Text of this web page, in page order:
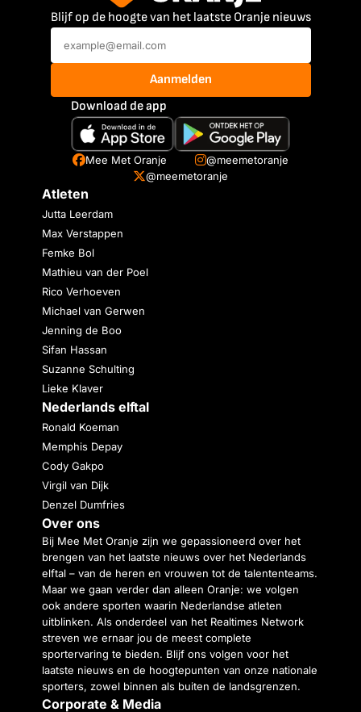
Blijf op de hoogte van het laatste Oranje nieuws
Aanmelden
Download de app
Mee Met Oranje
@meemetoranje
@meemetoranje
Atleten
Jutta Leerdam
Max Verstappen
Femke Bol
Mathieu van der Poel
Rico Verhoeven
Michael van Gerwen
Jenning de Boo
Sifan Hassan
Suzanne Schulting
Lieke Klaver
Nederlands elftal
Ronald Koeman
Memphis Depay
Cody Gakpo
Virgil van Dijk
Denzel Dumfries
Over ons
Bij Mee Met Oranje zijn we gepassioneerd over het
brengen van het laatste nieuws over het Nederlands
elftal – van de heren en vrouwen tot de talententeams.
Maar we gaan verder dan alleen Oranje: we volgen
ook andere sporten waarin Nederlandse atleten
uitblinken. Als onderdeel van het Realtimes Network
streven we ernaar jou de meest complete
sportervaring te bieden. Blijf ons volgen voor het
laatste nieuws en de hoogtepunten van onze nationale
sporters, zowel binnen als buiten de landsgrenzen.
Corporate & Media